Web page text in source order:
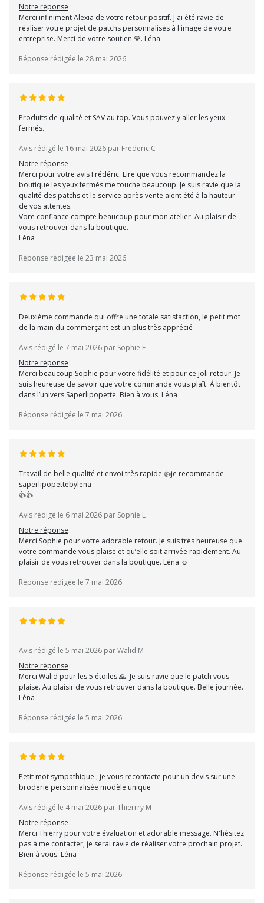
Notre réponse :
Merci infiniment Alexia de votre retour positif. J'ai été ravie de
réaliser votre projet de patchs personnalisés à l'image de votre
entreprise. Merci de votre soutien 💙. Léna
Réponse rédigée le 28 mai 2026
Produits de qualité et SAV au top. Vous pouvez y aller les yeux
fermés.
Avis rédigé le 16 mai 2026 par Frederic C
Notre réponse :
Merci pour votre avis Frédéric. Lire que vous recommandez la
boutique les yeux fermés me touche beaucoup. Je suis ravie que la
qualité des patchs et le service après-vente aient été à la hauteur
de vos attentes.
Vore confiance compte beaucoup pour mon atelier. Au plaisir de
vous retrouver dans la boutique.
Léna
Réponse rédigée le 23 mai 2026
Deuxième commande qui offre une totale satisfaction, le petit mot
de la main du commerçant est un plus très apprécié
Avis rédigé le 7 mai 2026 par Sophie E
Notre réponse :
Merci beaucoup Sophie pour votre fidélité et pour ce joli retour. Je
suis heureuse de savoir que votre commande vous plaît. À bientôt
dans l’univers Saperlipopette. Bien à vous. Léna
Réponse rédigée le 7 mai 2026
Travail de belle qualité et envoi très rapide 👍je recommande
saperlipopettebylena
👍👍
Avis rédigé le 6 mai 2026 par Sophie L
Notre réponse :
Merci Sophie pour votre adorable retour. Je suis très heureuse que
votre commande vous plaise et qu’elle soit arrivée rapidement. Au
plaisir de vous retrouver dans la boutique. Léna ☺
Réponse rédigée le 7 mai 2026
Avis rédigé le 5 mai 2026 par Walid M
Notre réponse :
Merci Walid pour les 5 étoiles 🙏. Je suis ravie que le patch vous
plaise. Au plaisir de vous retrouver dans la boutique. Belle journée.
Léna
Réponse rédigée le 5 mai 2026
Petit mot sympathique , je vous recontacte pour un devis sur une
broderie personnalisée modèle unique
Avis rédigé le 4 mai 2026 par Thierrry M
Notre réponse :
Merci Thierry pour votre évaluation et adorable message. N'hésitez
pas à me contacter, je serai ravie de réaliser votre prochain projet.
Bien à vous. Léna
Réponse rédigée le 5 mai 2026